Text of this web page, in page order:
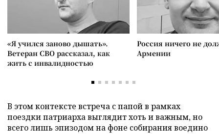
«Я учился заново дышать».
Ветеран СВО рассказал, как
жить с инвалидностью
Россия ничего не
Армении
В этом контексте встреча с папой в рамках
поездки патриарха выглядит хоть и важным, но
всего лишь эпизодом на фоне собирания воедино